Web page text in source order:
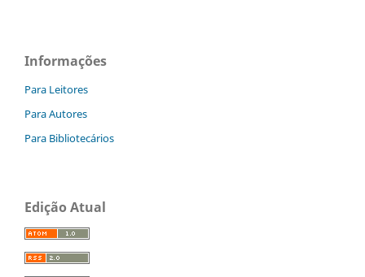
Informações
Para Leitores
Para Autores
Para Bibliotecários
Edição Atual